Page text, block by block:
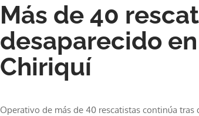
Más de 40
desaparecido
Chiriquí
Operativo de más de 40 rescatistas continúa tras